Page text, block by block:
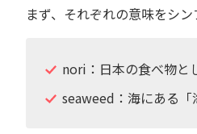
まず、それぞれの意味をシン
nori：日本の食べ物と
seaweed：海にある「